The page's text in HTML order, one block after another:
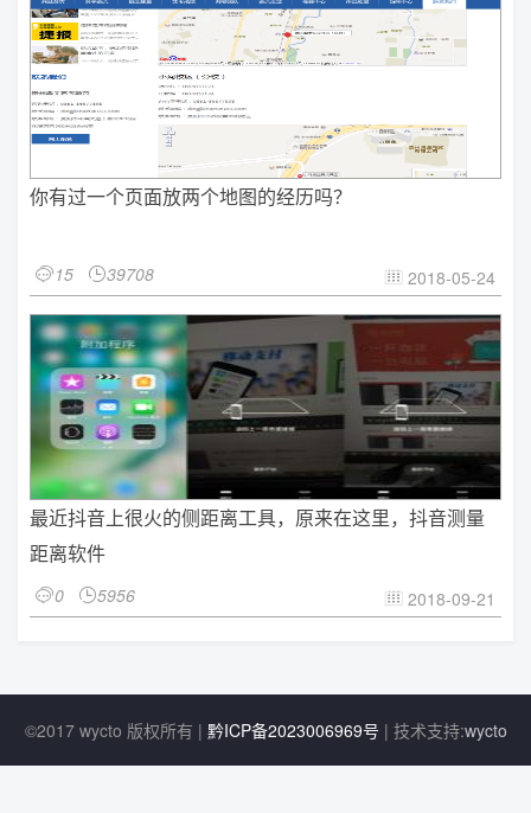
你有过一个页面放两个地图的经历吗？
15 39708  2018-05-24
最近抖音上很火的侧距离工具，原来在这里，抖音测量
距离软件
0 5956  2018-09-21
©2017 wycto 版权所有 | 黔ICP备2023006969号 | 技术支持:wycto